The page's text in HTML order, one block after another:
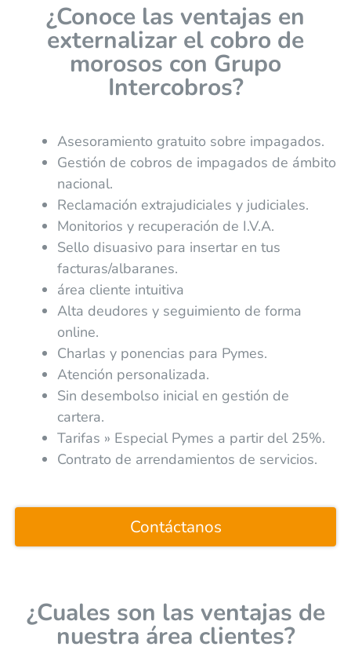
¿Conoce las ventajas en
externalizar el cobro de
morosos con Grupo
Intercobros?
Asesoramiento gratuito sobre impagados.
Gestión de cobros de impagados de ámbito
nacional.
Reclamación extrajudiciales y judiciales.
Monitorios y recuperación de I.V.A.
Sello disuasivo para insertar en tus
facturas/albaranes.
área cliente intuitiva
Alta deudores y seguimiento de forma
online.
Charlas y ponencias para Pymes.
Atención personalizada.
Sin desembolso inicial en gestión de
cartera.
Tarifas » Especial Pymes a partir del 25%.
Contrato de arrendamientos de servicios.
Contáctanos
¿Cuales son las ventajas de
nuestra área clientes?